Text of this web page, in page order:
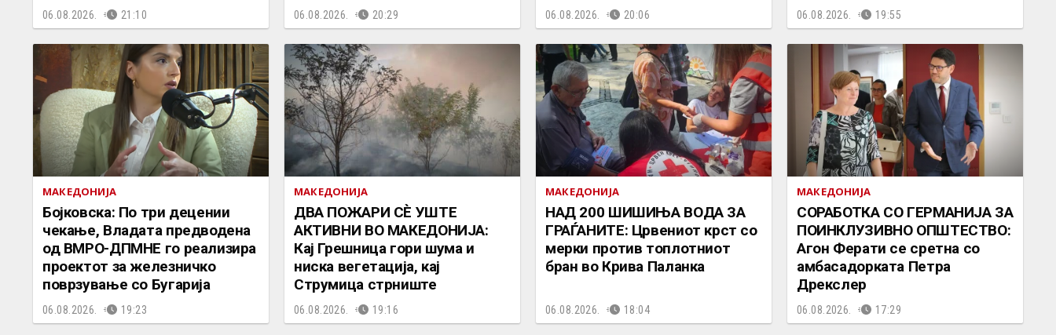
06.08.2026. 21:10 06.08.2026. 20:29 06.08.2026. 20:06 06.08.2026. 19:55
МАКЕДОНИЈА
Бојковска: По три децении
чекање, Владата предводена
од ВМРО-ДПМНЕ го реализира
проектот за железничко
поврзување со Бугарија
06.08.2026. 19:23
МАКЕДОНИЈА
ДВА ПОЖАРИ СÈ УШТЕ
АКТИВНИ ВО МАКЕДОНИЈА:
Кај Грешница гори шума и
ниска вегетација, кај
Струмица стрниште
06.08.2026. 19:16
МАКЕДОНИЈА
НАД 200 ШИШИЊА ВОДА ЗА
ГРАЃАНИТЕ: Црвениот крст со
мерки против топлотниот
бран во Крива Паланка
06.08.2026. 18:04
МАКЕДОНИЈА
СОРАБОТКА СО ГЕРМАНИЈА ЗА
ПОИНКЛУЗИВНО ОПШТЕСТВО:
Агон Ферати се сретна со
амбасадорката Петра
Дрекслер
06.08.2026. 17:29